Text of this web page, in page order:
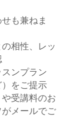
も兼ねま
相性、レッ
ンプラン
）をご提示
受講料のお
メールでご